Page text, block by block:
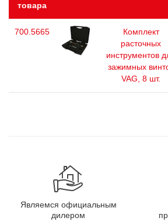
товара
700.5665
Комплект
расточных
инструментов
зажимных
VAG, 8 шт.
Являемся официальным
дилером